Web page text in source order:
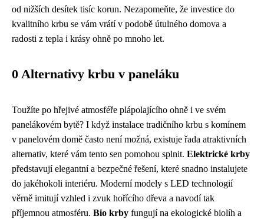
od nižších desítek tisíc korun. Nezapomeňte, že investice do
kvalitního krbu se vám vrátí v podobě útulného domova a
radosti z tepla i krásy ohně po mnoho let.
0 Alternativy krbu v paneláku
Toužíte po hřejivé atmosféře plápolajícího ohně i ve svém
panelákovém bytě? I když instalace tradičního krbu s komínem
v panelovém domě často není možná, existuje řada atraktivních
alternativ, které vám tento sen pomohou splnit. Elektrické krby
představují elegantní a bezpečné řešení, které snadno instalujete
do jakéhokoli interiéru. Moderní modely s LED technologií
věrně imitují vzhled i zvuk hořícího dřeva a navodí tak
příjemnou atmosféru. Bio krby fungují na ekologické biolíh a